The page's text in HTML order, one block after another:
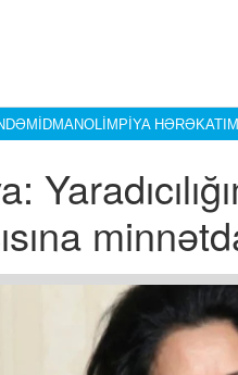
İDMANOLIMPIYA HƏRƏKATI